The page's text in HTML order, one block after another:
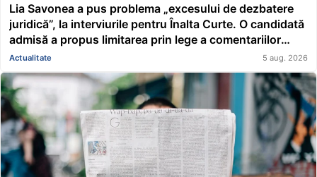
Lia Savonea a pus problema „excesului de dezbatere
juridică”, la interviurile pentru Înalta Curte. O candidată
admisă a propus limitarea prin lege a comentariilor
presei și societății civile în privința deciziilor instanțelor
Actualitate 5 aug. 2026